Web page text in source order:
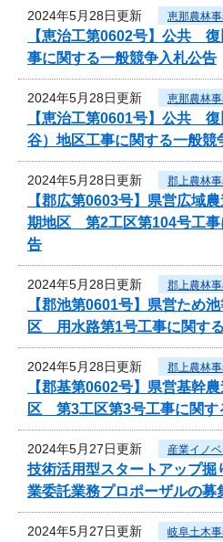
2024年5月28日更新 恵那農林
【恵治工第0602号】公共
事に関する一般競争入札公告
2024年5月28日更新 恵那農林
【恵治工第0601号】公共
谷）地区工事に関する一般競
2024年5月28日更新 郡上農林
【郡広第0603号】県営広域
期地区 第2工区第104号工事
告
2024年5月28日更新 郡上農林
【郡池第0601号】県営ため
区 用水路第1号工事に関す
2024年5月28日更新 郡上農林
【郡基第0602号】県営基幹
区 第3工区第3号工事に関す
2024年5月27日更新 産業イノ
技術活用型スタートアップ掘
業委託業務プロポーザルの募
2024年5月27日更新 岐阜土木